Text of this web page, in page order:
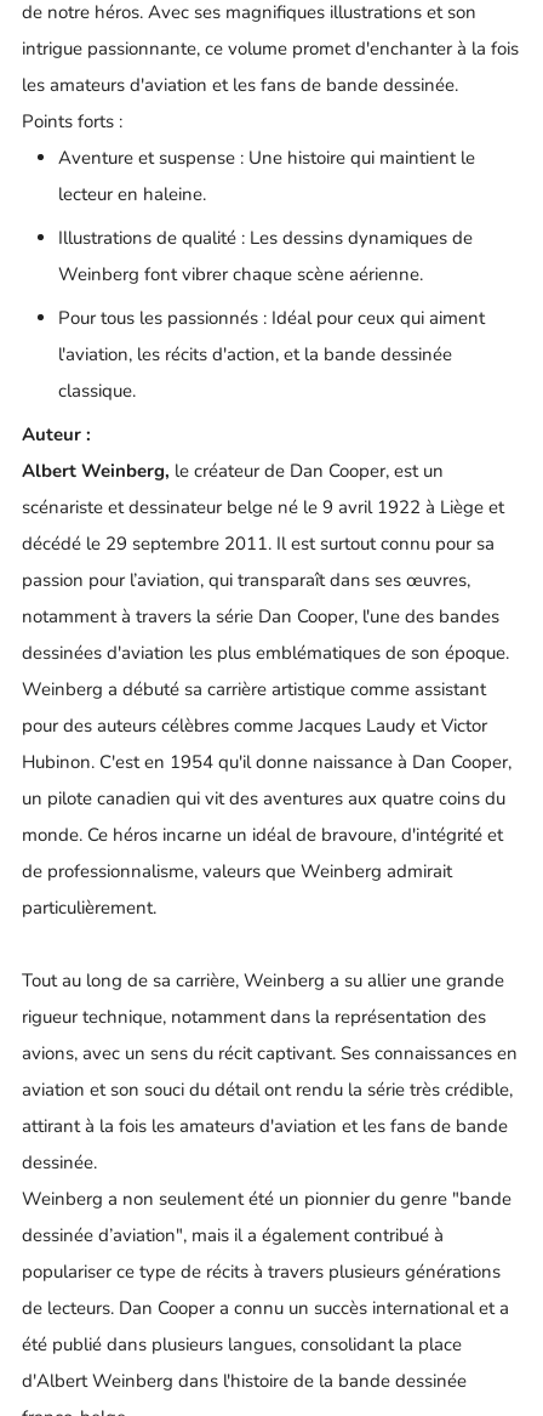
de notre héros. Avec ses magnifiques illustrations et son
intrigue passionnante, ce volume promet d'enchanter à la fois
les amateurs d'aviation et les fans de bande dessinée.
Points forts :
Aventure et suspense : Une histoire qui maintient le
lecteur en haleine.
Illustrations de qualité : Les dessins dynamiques de
Weinberg font vibrer chaque scène aérienne.
Pour tous les passionnés : Idéal pour ceux qui aiment
l'aviation, les récits d'action, et la bande dessinée
classique.
Auteur :
Albert Weinberg, le créateur de Dan Cooper, est un
scénariste et dessinateur belge né le 9 avril 1922 à Liège et
décédé le 29 septembre 2011. Il est surtout connu pour sa
passion pour l’aviation, qui transparaît dans ses œuvres,
notamment à travers la série Dan Cooper, l'une des bandes
dessinées d'aviation les plus emblématiques de son époque.
Weinberg a débuté sa carrière artistique comme assistant
pour des auteurs célèbres comme Jacques Laudy et Victor
Hubinon. C'est en 1954 qu'il donne naissance à Dan Cooper,
un pilote canadien qui vit des aventures aux quatre coins du
monde. Ce héros incarne un idéal de bravoure, d'intégrité et
de professionnalisme, valeurs que Weinberg admirait
particulièrement.
Tout au long de sa carrière, Weinberg a su allier une grande
rigueur technique, notamment dans la représentation des
avions, avec un sens du récit captivant. Ses connaissances en
aviation et son souci du détail ont rendu la série très crédible,
attirant à la fois les amateurs d'aviation et les fans de bande
dessinée.
Weinberg a non seulement été un pionnier du genre "bande
dessinée d’aviation", mais il a également contribué à
populariser ce type de récits à travers plusieurs générations
de lecteurs. Dan Cooper a connu un succès international et a
été publié dans plusieurs langues, consolidant la place
d'Albert Weinberg dans l'histoire de la bande dessinée